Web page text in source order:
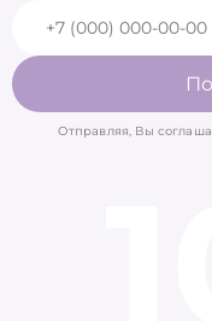
Отправляя, Вы